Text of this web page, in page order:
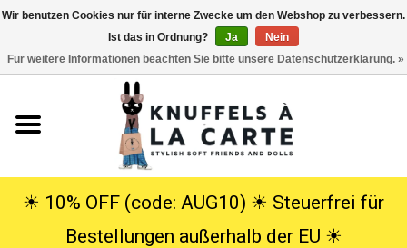
Kuscheltiere
☀︎ 10% OFF (code: AUG10) ☀︎ Steuerfrei für
Bestellungen außerhalb der EU ☀︎
Wir benutzen Cookies nur für interne Zwecke um den Webshop zu verbessern.
Ist das in Ordnung?
Ja
Nein
Für weitere Informationen beachten Sie bitte unsere Datenschutzerklärung. »